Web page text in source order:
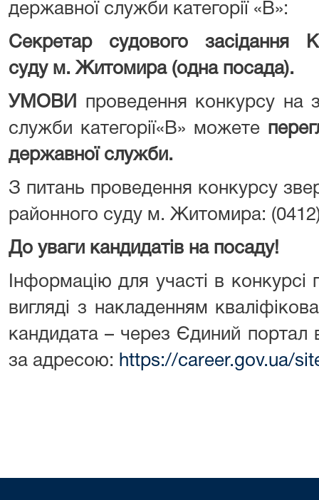
державної служби категорії «В»:
Секретар судового засідання
суду м. Житомира (одна посада).
УМОВИ
проведення конкурсу на
служби категорії«В» можете
державної служби.
З питань проведення конкурсу
районного суду м. Житомира:
До уваги кандидатів на посаду!
Інформацію для участі в
вигляді з накладенням
кандидата – через Єдиний портал
за адресою: https://career.gov.ua/